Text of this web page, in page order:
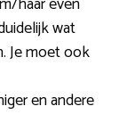
wat
Je moet ook
en andere